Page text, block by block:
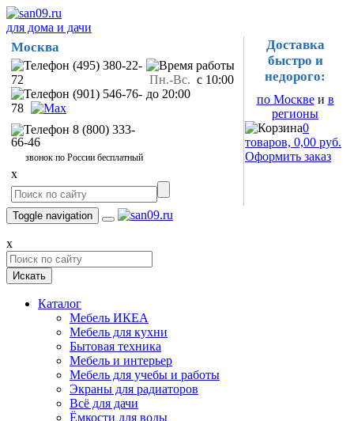
для дома и дачи
Москва
(495) 380-22-
72
(901) 546-76-
78
8 (800) 333-
66-46
звонок по России бесплатный
Пн.-Вс. с 10:00
до 20:00
x
Доставка
быстро и
недорого:
по Москвеи в
регионы
0
товаров, 0,00 руб.
Оформить заказ
Toggle navigation
x
Искать
Каталог
Мебель ИКЕА
Мебель для кухни
Бытовая техника
Мебель и интерьер
Мебель для учебы и работы
Экраны для радиаторов
Всё для дачи
Ёмкости для воды